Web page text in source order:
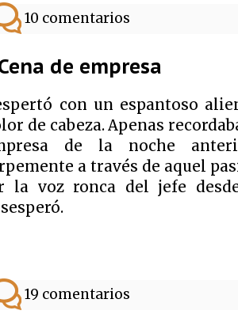
10 comentarios
de empresa
con un espantoso
de cabeza. Apenas
de la noche
a través de aquel
la voz ronca del jefe
19 comentarios